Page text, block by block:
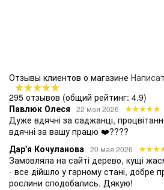
Отзывы клиентов о магазине
295 отзывов (общий рейтинг: 4.9)
Павлюк Олеся
22 мая 2026
Дуже вдячні за саджанці,
вдячні за вашу працю ❤️????
Дар'я Кочуланова 20 мая 2026
Замовляла на сайті дерево, кущі
- все дійшло у гарному стані, добре
рослини сподобались. Дякую!